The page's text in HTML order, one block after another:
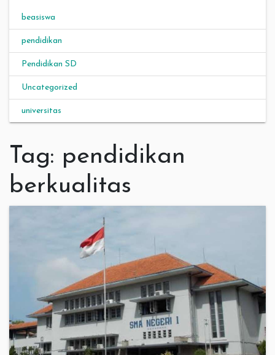
beasiswa
pendidikan
Pendidikan SD
Uncategorized
universitas
Tag: pendidikan
berkualitas